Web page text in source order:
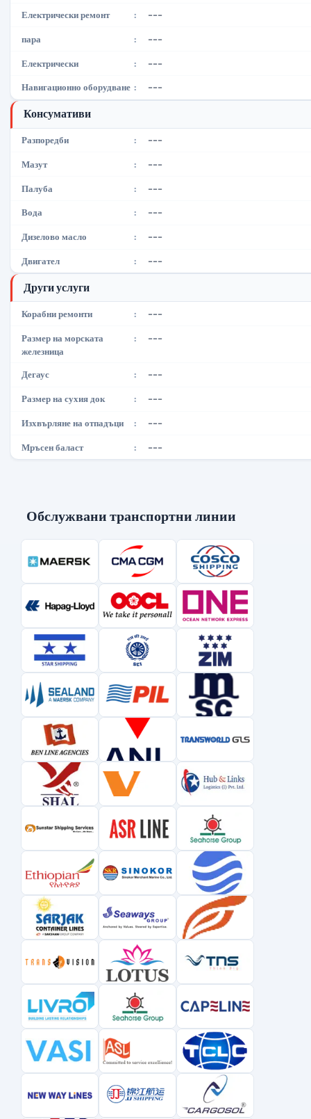
Електрически ремонт : ---
пара : ---
Електрически : ---
Навигационно оборудване : ---
Консумативи
Разпоредби : ---
Мазут : ---
Палуба : ---
Вода : ---
Дизелово масло : ---
Двигател : ---
Други услуги
Корабни ремонти : ---
Размер на морската
железница
: ---
Дегаус : ---
Размер на сухия док : ---
Изхвърляне на отпадъци : ---
Мръсен баласт : ---
Обслужвани транспортни линии